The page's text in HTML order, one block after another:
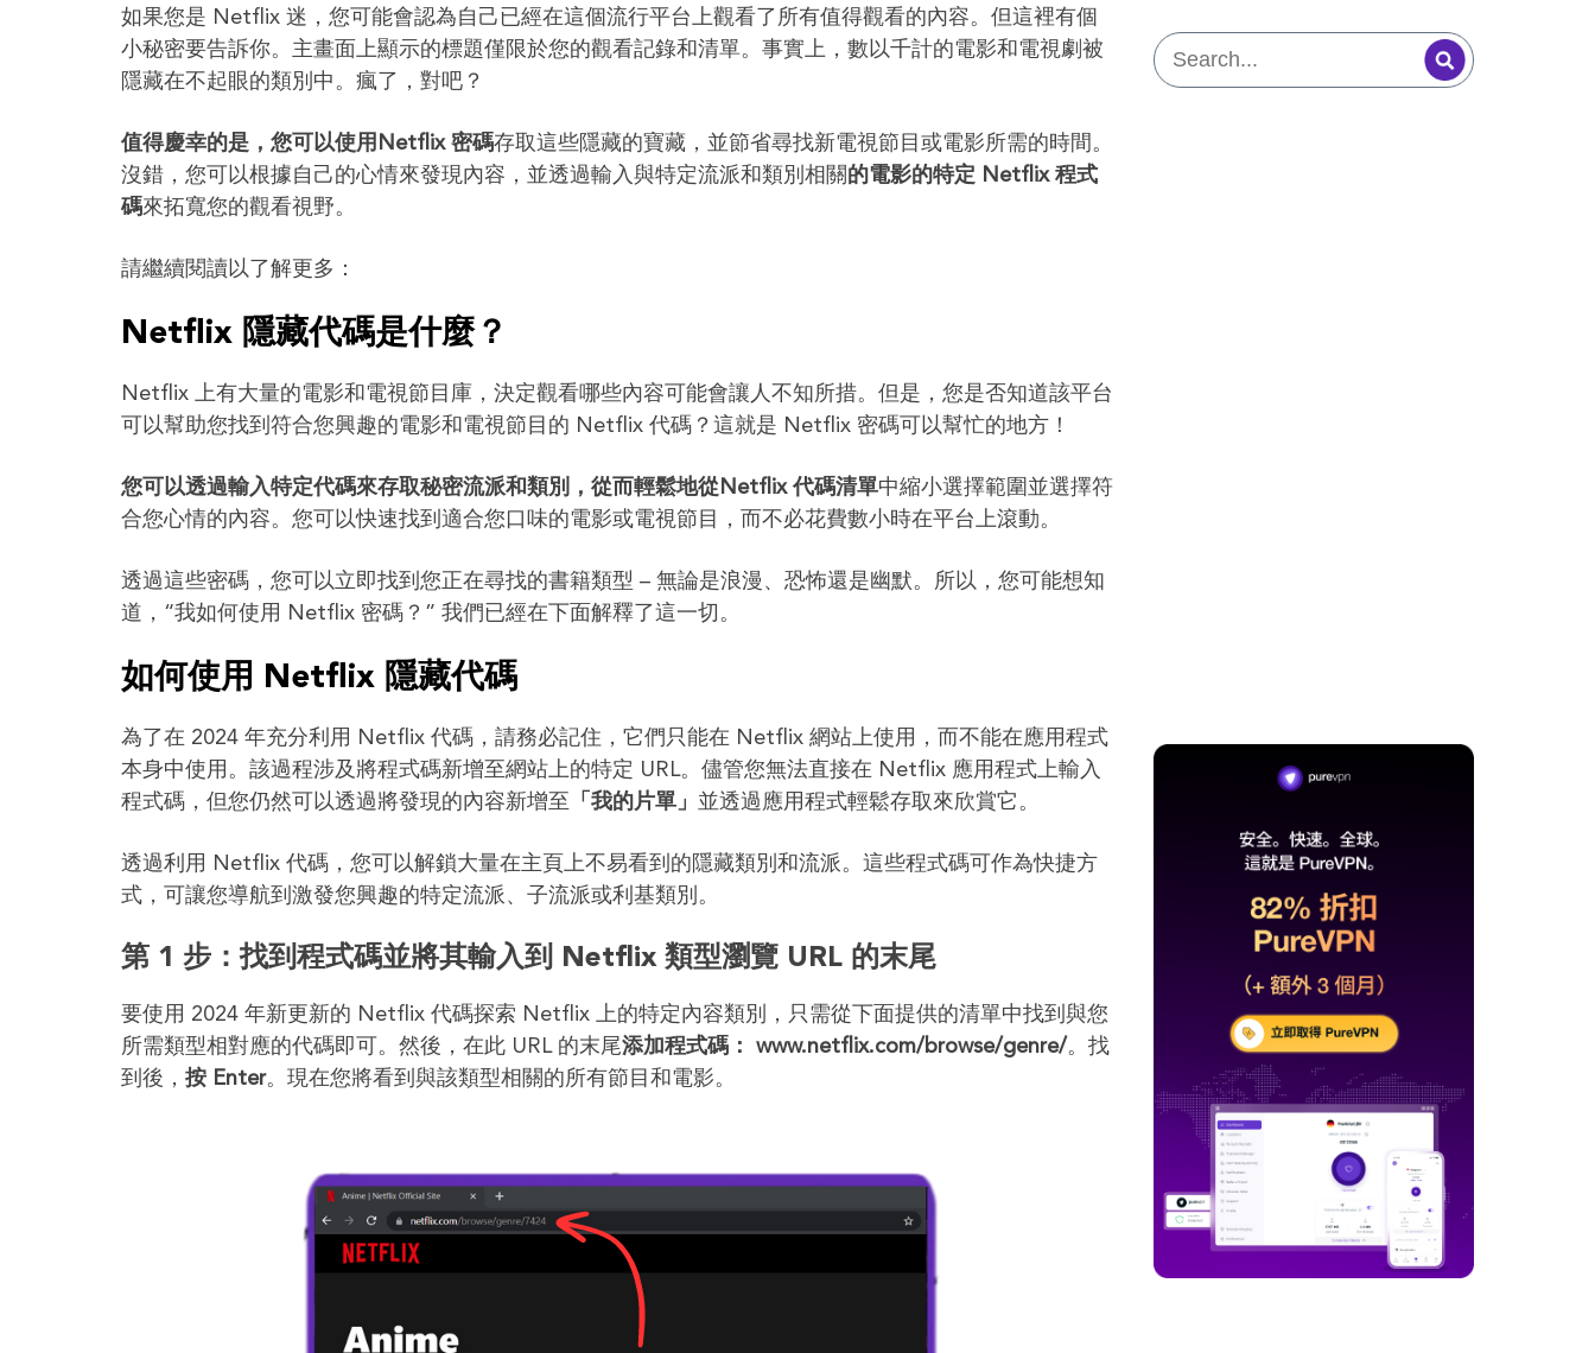
如果您是 Netflix 迷，您可能會認為自己已經在這個流行平台上觀看了所有值得觀看的內容。但這裡有個
小秘密要告訴你。主畫面上顯示的標題僅限於您的觀看記錄和清單。事實上，數以千計的電影和電視劇被
隱藏在不起眼的類別中。瘋了，對吧？
值得慶幸的是，您可以使用Netflix 密碼存取這些隱藏的寶藏，並節省尋找新電視節目或電影所需的時間。
沒錯，您可以根據自己的心情來發現內容，並透過輸入與特定流派和類別相關的電影的特定 Netflix 程式
碼來拓寬您的觀看視野。
請繼續閱讀以了解更多：
Netflix 隱藏代碼是什麼？
Netflix 上有大量的電影和電視節目庫，決定觀看哪些內容可能會讓人不知所措。但是，您是否知道該平台
可以幫助您找到符合您興趣的電影和電視節目的 Netflix 代碼？這就是 Netflix 密碼可以幫忙的地方！
您可以透過輸入特定代碼來存取秘密流派和類別，從而輕鬆地從Netflix 代碼清單中縮小選擇範圍並選擇符
合您心情的內容。您可以快速找到適合您口味的電影或電視節目，而不必花費數小時在平台上滾動。
透過這些密碼，您可以立即找到您正在尋找的書籍類型 – 無論是浪漫、恐怖還是幽默。所以，您可能想知
道，“我如何使用 Netflix 密碼？” 我們已經在下面解釋了這一切。
如何使用 Netflix 隱藏代碼
為了在 2024 年充分利用 Netflix 代碼，請務必記住，它們只能在 Netflix 網站上使用，而不能在應用程式
本身中使用。該過程涉及將程式碼新增至網站上的特定 URL。儘管您無法直接在 Netflix 應用程式上輸入
程式碼，但您仍然可以透過將發現的內容新增至
「我的片單」 並透過應用程式輕鬆存取來欣賞它。
透過利用 Netflix 代碼，您可以解鎖大量在主頁上不易看到的隱藏類別和流派。這些程式碼可作為快捷方
式，可讓您導航到激發您興趣的特定流派、子流派或利基類別。
第 1 步：找到程式碼並將其輸入到 Netflix 類型瀏覽 URL 的末尾
要使用 2024 年新更新的 Netflix 代碼探索 Netflix 上的特定內容類別，只需從下面提供的清單中找到與您
所需類型相對應的代碼即可。然後，在此 URL 的末尾添加程式碼： www.netflix.com/browse/genre/。找
到後， 按 Enter。現在您將看到與該類型相關的所有節目和電影。